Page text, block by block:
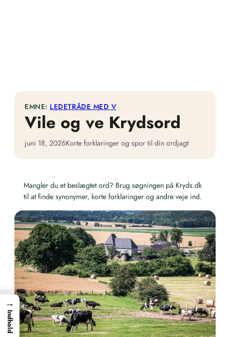
EMNE: LEDETRÅDE MED V
Vile og ve Krydsord
juni 18, 2026Korte forklaringer og spor til din ordjagt
Mangler du et beslægtet ord? Brug søgningen på Kryds.dk
til at finde synonymer, korte forklaringer og andre veje ind.
→
Indhold